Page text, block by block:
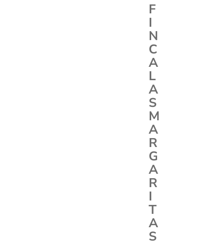
F
I
N
C
A
L
A
S
M
A
R
G
A
R
I
T
A
S